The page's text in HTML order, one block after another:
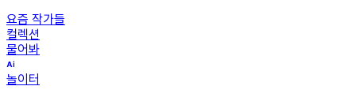
요즘 작가들
컬렉션
물어봐
놀이터